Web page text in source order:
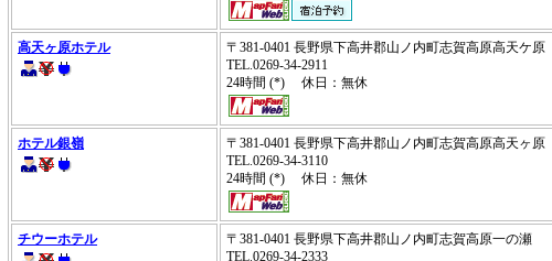
高天ヶ原ホテル
〒381-0401 長野県下高井郡山ノ内町志賀高原高天ケ原
TEL.0269-34-2911
24時間 (*) 休日：無休
ホテル銀嶺
〒381-0401 長野県下高井郡山ノ内町志賀高原高天ヶ原
TEL.0269-34-3110
24時間 (*) 休日：無休
チウーホテル
〒381-0401 長野県下高井郡山ノ内町志賀高原一の瀬
TEL.0269-34-2333